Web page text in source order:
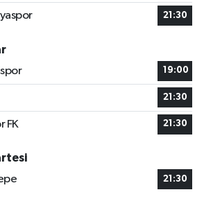
21:30
19:00
21:30
FK 21:30
21:30